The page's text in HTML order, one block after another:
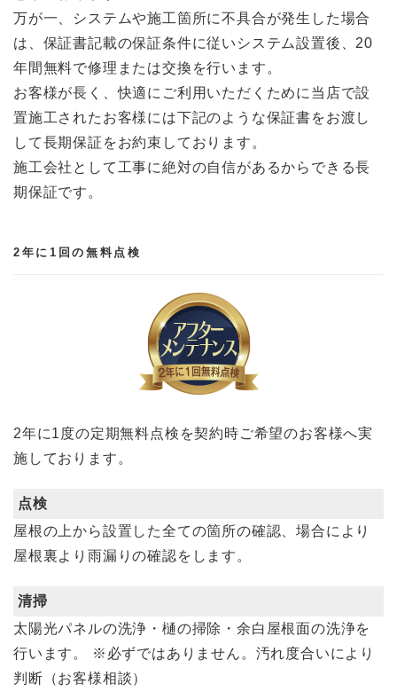
万が一、システムや施工箇所に不具合が発生した場合
は、保証書記載の保証条件に従いシステム設置後、20
年間無料で修理または交換を行います。
お客様が長く、快適にご利用いただくために当店で設
置施工されたお客様には下記のような保証書をお渡し
して長期保証をお約束しております。
施工会社として工事に絶対の自信があるからできる長
期保証です。
2年に1回の無料点検
2年に1度の定期無料点検を契約時ご希望のお客様へ実
施しております。
点検
屋根の上から設置した全ての箇所の確認、場合により
屋根裏より雨漏りの確認をします。
清掃
太陽光パネルの洗浄・樋の掃除・余白屋根面の洗浄を
行います。
※必ずではありません。汚れ度合いにより
判断（お客様相談）